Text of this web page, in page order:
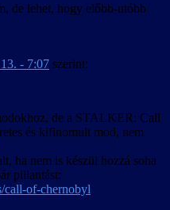
de lehet, hogy előbb-utóbb
- 7:07 szerint:
de a STALKER: Call
és kifinomult mod, nem
ha nem is készül hozzá soha
pillantást:
call-of-chernobyl